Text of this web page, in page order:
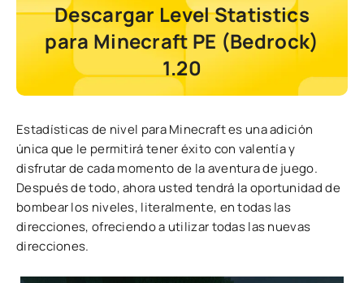
Descargar Level Statistics
para Minecraft PE (Bedrock)
1.20
Estadísticas de nivel para Minecraft es una adición
única que le permitirá tener éxito con valentía y
disfrutar de cada momento de la aventura de juego.
Después de todo, ahora usted tendrá la oportunidad de
bombear los niveles, literalmente, en todas las
direcciones, ofreciendo a utilizar todas las nuevas
direcciones.